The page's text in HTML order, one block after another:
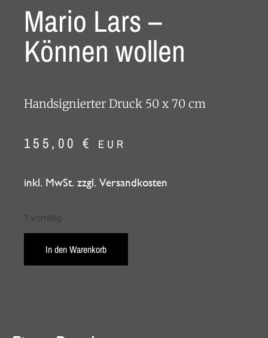
Mario Lars –
Können wollen
Handsignierter Druck 50 x 70 cm
155,00 € EUR
inkl. MwSt. zzgl. Versandkosten
1 vorrätig
In den Warenkorb